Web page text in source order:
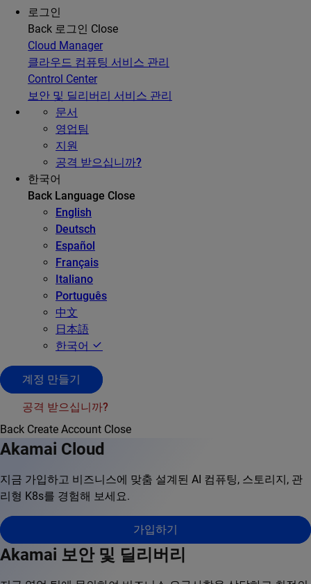
로그인
Back 로그인 Close
Cloud Manager
클라우드 컴퓨팅 서비스 관리
Control Center
보안 및 딜리버리 서비스 관리
문서
영업팀
지원
공격 받으십니까?
한국어
Back Language Close
English
Deutsch
Español
Français
Italiano
Português
中文
日本語
한국어
계정 만들기
공격 받으십니까?
Back Create Account Close
Akamai Cloud
지금 가입하고 비즈니스에 맞춤 설계된 AI 컴퓨팅, 스토리지, 관
리형 K8s를 경험해 보세요.
가입하기
Akamai 보안 및 딜리버리